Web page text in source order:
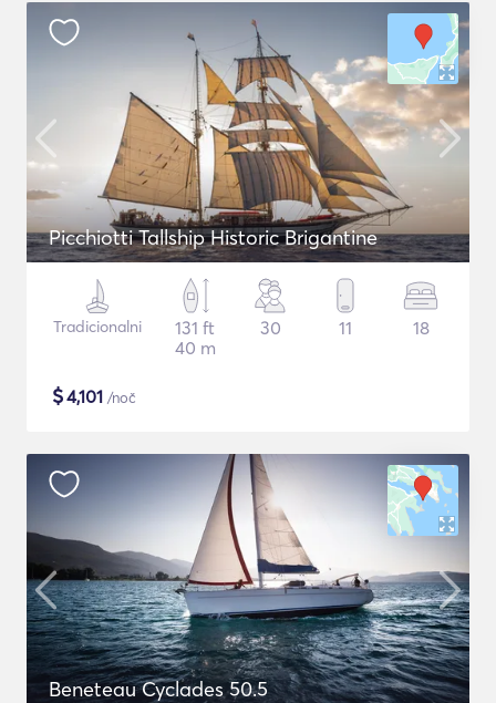
Picchiotti Tallship Historic Brigantine
Tradicionalni
131 ft
40 m
30 11 18
$4,101 /noč
Beneteau Cyclades 50.5